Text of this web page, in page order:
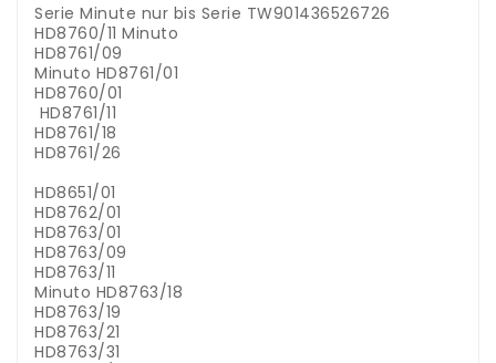
Serie Minute nur bis Serie TW901436526726
HD8760/11 Minuto
HD8761/09
Minuto HD8761/01
HD8760/01
HD8761/11
HD8761/18
HD8761/26
HD8651/01
HD8762/01
HD8763/01
HD8763/09
HD8763/11
Minuto HD8763/18
HD8763/19
HD8763/21
HD8763/31